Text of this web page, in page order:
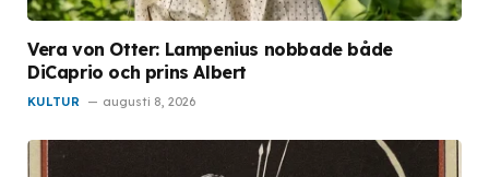
Vera von Otter: Lampenius nobbade både
DiCaprio och prins Albert
KULTUR augusti 8, 2026